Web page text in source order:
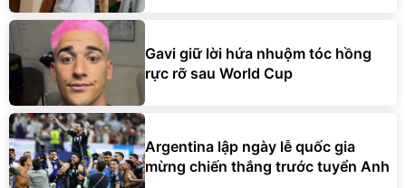
Gavi giữ lời hứa nhuộm tóc hồng
rực rỡ sau World Cup
Argentina lập ngày lễ quốc gia
mừng chiến thắng trước tuyển Anh